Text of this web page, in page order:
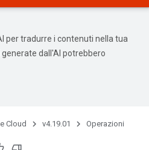
per tradurre i contenuti nella tua
dall'AI potrebbero
Cloud v4.19.01 Operazioni